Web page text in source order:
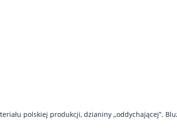
polskiej produkcji, dzianiny „oddychającej”.